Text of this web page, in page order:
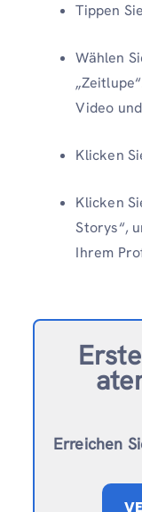
Tippen
Wählen
Video
Klicken
Klicken
Storys“,
Ihrem
Erreichen